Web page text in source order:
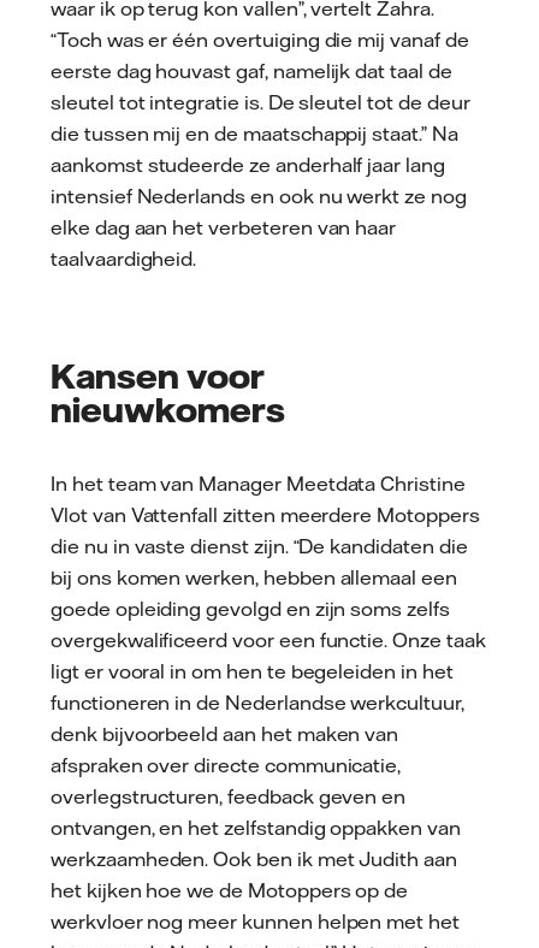
waar ik op terug kon vallen”, vertelt Zahra.
“Toch was er één overtuiging die mij vanaf de
eerste dag houvast gaf, namelijk dat taal de
sleutel tot integratie is. De sleutel tot de deur
die tussen mij en de maatschappij staat.” Na
aankomst studeerde ze anderhalf jaar lang
intensief Nederlands en ook nu werkt ze nog
elke dag aan het verbeteren van haar
taalvaardigheid.
Kansen voor
nieuwkomers
In het team van Manager Meetdata Christine
Vlot van Vattenfall zitten meerdere Motoppers
die nu in vaste dienst zijn. “De kandidaten die
bij ons komen werken, hebben allemaal een
goede opleiding gevolgd en zijn soms zelfs
overgekwalificeerd voor een functie. Onze taak
ligt er vooral in om hen te begeleiden in het
functioneren in de Nederlandse werkcultuur,
denk bijvoorbeeld aan het maken van
afspraken over directe communicatie,
overlegstructuren, feedback geven en
ontvangen, en het zelfstandig oppakken van
werkzaamheden. Ook ben ik met Judith aan
het kijken hoe we de Motoppers op de
werkvloer nog meer kunnen helpen met het